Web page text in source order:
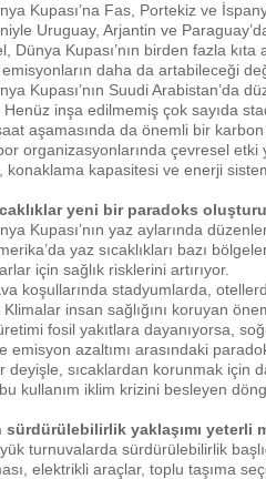
Kupası’na Fas, Portekiz ve
Uruguay, Arjantin ve
Dünya Kupası’nın birden fazla kıta
emisyonların daha da artabileceği
Kupası’nın Suudi Arabistan’da
inşa edilmemiş çok sayıda
aşamasında da önemli bir
organizasyonlarında çevresel etki
konaklama kapasitesi ve enerji
yeni bir paradoks
Kupası’nın yaz aylarında
yaz sıcaklıkları bazı
için sağlık risklerini artırıyor.
koşullarında stadyumlarda,
insan sağlığını koruyan
fosil yakıtlara dayanıyorsa,
emisyon azaltımı arasındaki
deyişle, sıcaklardan korunmak için
kullanım iklim krizini besleyen
sürdürülebilirlik yaklaşımı yeterli
turnuvalarda sürdürülebilirlik
elektrikli araçlar, toplu taşıma